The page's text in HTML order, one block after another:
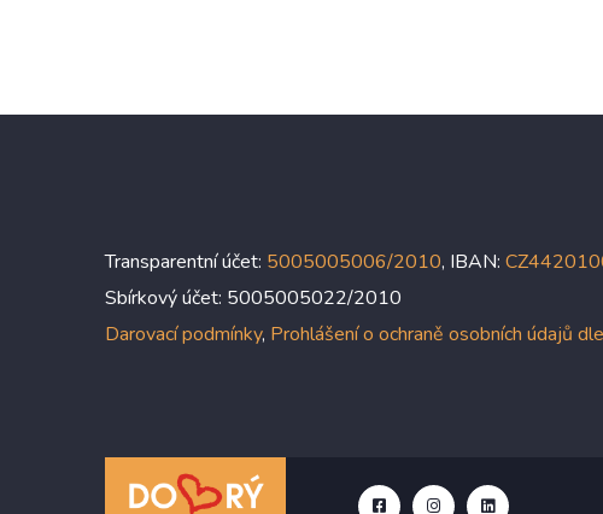
Transparentní účet: 5005005006/2010, IBAN:
Sbírkový účet: 5005005022/2010
Darovací podmínky, Prohlášení o ochraně osobních údajů